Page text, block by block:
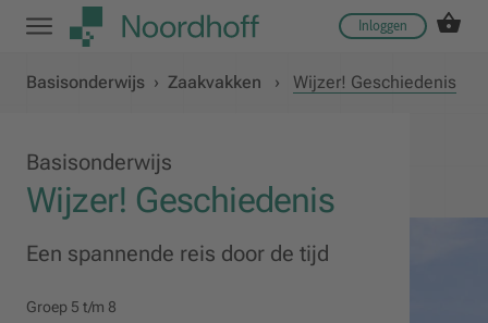
Inloggen
Basisonderwijs › Zaakvakken › Wijzer! Geschiedenis
Basisonderwijs
Wijzer! Geschiedenis
Een spannende reis door de tijd
Groep 5 t/m 8